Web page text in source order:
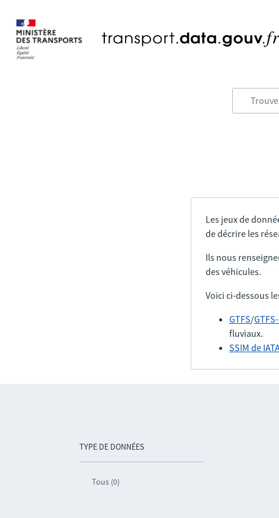
Les jeux de
de décrire les
Ils nous
des véhicules.
Voici ci-dessous
GTFS/
fluviaux.
SSIM de
TYPE DE DONNÉES
Tous (0)